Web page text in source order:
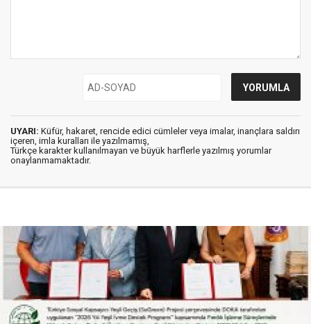
UYARI: Küfür, hakaret, rencide edici cümleler veya imalar, inançlara saldırı
içeren, imla kuralları ile yazılmamış,
Türkçe karakter kullanılmayan ve büyük harflerle yazılmış yorumlar
onaylanmamaktadır.